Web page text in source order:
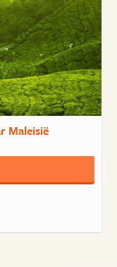
Maleisië